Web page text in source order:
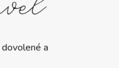
a